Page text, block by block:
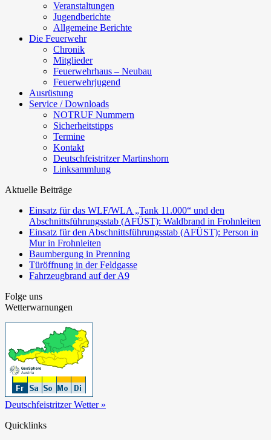
Veranstaltungen
Jugendberichte
Allgemeine Berichte
Die Feuerwehr
Chronik
Mitglieder
Feuerwehrhaus – Neubau
Feuerwehrjugend
Ausrüstung
Service / Downloads
NOTRUF Nummern
Sicherheitstipps
Termine
Kontakt
Deutschfeistritzer Martinshorn
Linksammlung
Aktuelle Beiträge
Einsatz für das WLF/WLA „Tank 11.000“ und den
Abschnittsführungsstab (AFÜST): Waldbrand in Frohnleiten
Einsatz für den Abschnittsführungsstab (AFÜST): Person in
Mur in Frohnleiten
Baumbergung in Prenning
Türöffnung in der Feldgasse
Fahrzeugbrand auf der A9
Folge uns
Wetterwarnungen
Deutschfeistritzer Wetter »
Quicklinks